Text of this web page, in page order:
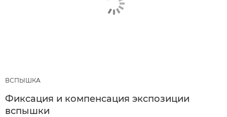
ВСПЫШКА
Фиксация и компенсация экспозиции
вспышки